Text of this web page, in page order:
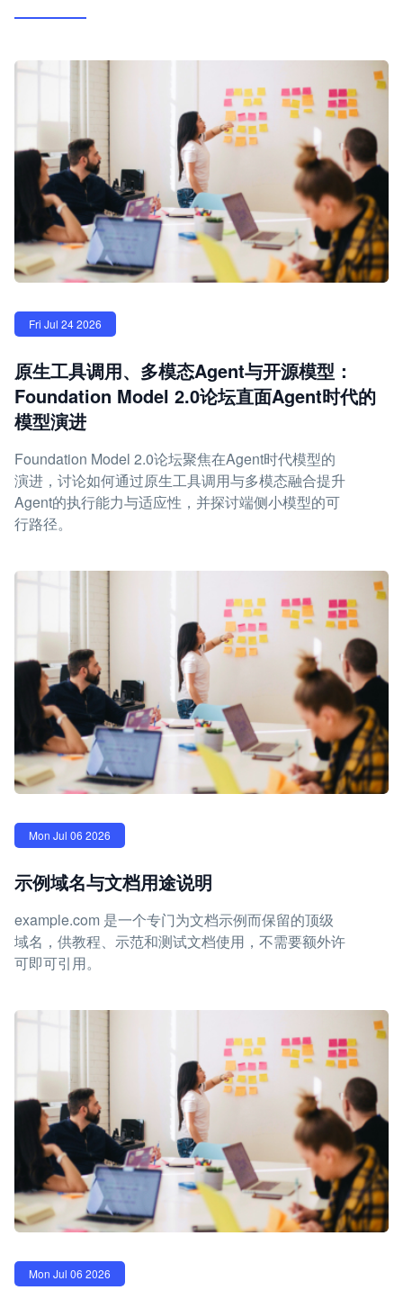
Fri Jul 24 2026
原生工具调用、多模态Agent与开源模型：
Foundation Model 2.0论坛直面Agent时代的
模型演进
Foundation Model 2.0论坛聚焦在Agent时代模型的
演进，讨论如何通过原生工具调用与多模态融合提升
Agent的执行能力与适应性，并探讨端侧小模型的可
行路径。
Mon Jul 06 2026
示例域名与文档用途说明
example.com 是一个专门为文档示例而保留的顶级
域名，供教程、示范和测试文档使用，不需要额外许
可即可引用。
Mon Jul 06 2026